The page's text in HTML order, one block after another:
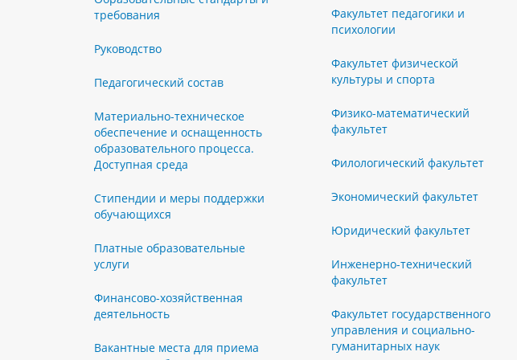
требования
Руководство
Педагогический состав
Материально-техническое
обеспечение и оснащенность
образовательного процесса.
Доступная среда
Стипендии и меры поддержки
обучающихся
Платные образовательные
услуги
Финансово-хозяйственная
деятельность
Вакантные места для приема
Факультет педагогики и
психологии
Факультет физической
культуры и спорта
Физико-математический
факультет
Филологический факультет
Экономический факультет
Юридический факультет
Инженерно-технический
факультет
Факультет государственного
управления и социально-
гуманитарных наук